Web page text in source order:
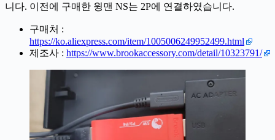
니다. 이전에 구매한 윙맨 NS는 2P에 연결하였습니다.
구매처 :
https://ko.aliexpress.com/item/1005006249952499.html
제조사 : https://www.brookaccessory.com/detail/10323791/